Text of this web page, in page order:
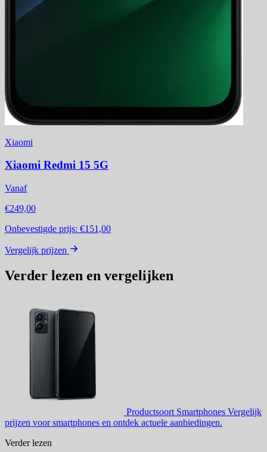
Xiaomi
Xiaomi Redmi 15 5G
Vanaf
€249,00
Onbevestigde prijs: €151,00
Vergelijk prijzen
Verder lezen en vergelijken
Productsoort Smartphones Vergelijk
prijzen voor smartphones en ontdek actuele aanbiedingen.
Verder lezen